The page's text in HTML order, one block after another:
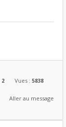
2 Vues : 5838
Aller au message